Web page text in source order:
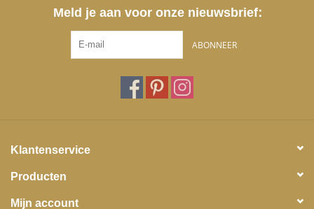
Meld je aan voor onze nieuwsbrief:
ABONNEER
Klantenservice
Producten
Mijn account